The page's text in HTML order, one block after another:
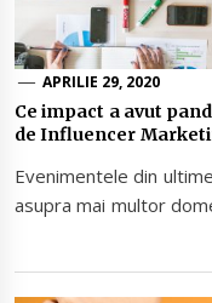
APRILIE 29, 2020
Ce impact a avut
de Influencer
Evenimentele din
asupra mai multor